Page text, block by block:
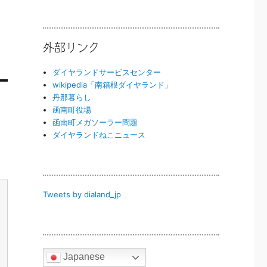
外部リンク
ダイヤランドサービスセンター
wikipedia「南箱根ダイヤランド」
丹那暮らし
函南町役場
函南町メガソーラー問題
ダイヤランドねこニュース
Tweets by dialand_jp
Japanese